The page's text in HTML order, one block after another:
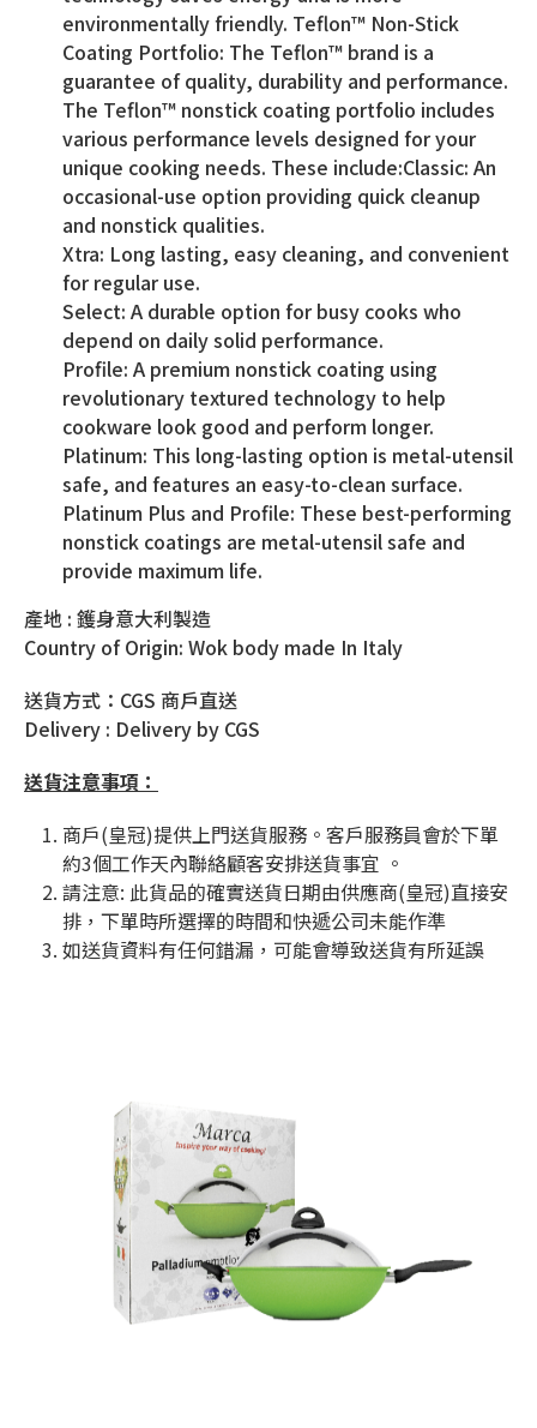
environmentally friendly. Teflon™ Non-Stick
Coating Portfolio: The Teflon™ brand is a
guarantee of quality, durability and performance.
The Teflon™ nonstick coating portfolio includes
various performance levels designed for your
unique cooking needs. These include:Classic: An
occasional-use option providing quick cleanup
and nonstick qualities.
Xtra: Long lasting, easy cleaning, and convenient
for regular use.
Select: A durable option for busy cooks who
depend on daily solid performance.
Profile: A premium nonstick coating using
revolutionary textured technology to help
cookware look good and perform longer.
Platinum: This long-lasting option is metal-utensil
safe, and features an easy-to-clean surface.
Platinum Plus and Profile: These best-performing
nonstick coatings are metal-utensil safe and
provide maximum life.
產地 : 鑊身意大利製造
Country of Origin: Wok body made In Italy
送貨方式：CGS 商戶直送
Delivery : Delivery by CGS
送貨注意事項：
商戶(皇冠)提供上門送貨服務。客戶服務員會於下單
約3個工作天內聯絡顧客安排送貨事宜 。
請注意: 此貨品的確實送貨日期由供應商(皇冠)直接安
排，下單時所選擇的時間和快遞公司未能作準
如送貨資料有任何錯漏，可能會導致送貨有所延誤